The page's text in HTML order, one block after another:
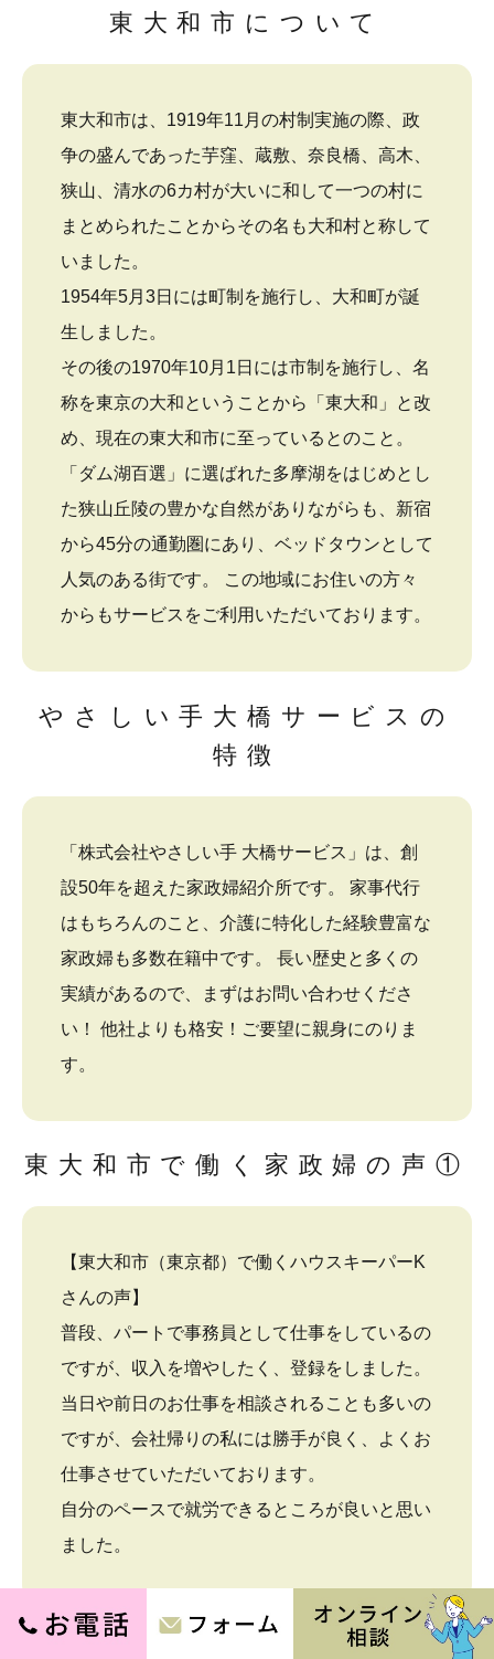
東大和市について
東大和市は、1919年11月の村制実施の際、政
争の盛んであった芋窪、蔵敷、奈良橋、高木、
狭山、清水の6カ村が大いに和して一つの村に
まとめられたことからその名も大和村と称して
いました。
1954年5月3日には町制を施行し、大和町が誕
生しました。
その後の1970年10月1日には市制を施行し、名
称を東京の大和ということから「東大和」と改
め、現在の東大和市に至っているとのこと。
「ダム湖百選」に選ばれた多摩湖をはじめとし
た狭山丘陵の豊かな自然がありながらも、新宿
から45分の通勤圏にあり、ベッドタウンとして
人気のある街です。 この地域にお住いの方々
からもサービスをご利用いただいております。
やさしい手大橋サービスの
特徴
「株式会社やさしい手 大橋サービス」は、創
設50年を超えた家政婦紹介所です。 家事代行
はもちろんのこと、介護に特化した経験豊富な
家政婦も多数在籍中です。 長い歴史と多くの
実績があるので、まずはお問い合わせくださ
い！ 他社よりも格安！ご要望に親身にのりま
す。
東大和市で働く家政婦の声①
【東大和市（東京都）で働くハウスキーパーK
さんの声】
普段、パートで事務員として仕事をしているの
ですが、収入を増やしたく、登録をしました。
当日や前日のお仕事を相談されることも多いの
ですが、会社帰りの私には勝手が良く、よくお
仕事させていただいております。
自分のペースで就労できるところが良いと思い
ました。
東大和市で働く家政婦の声②